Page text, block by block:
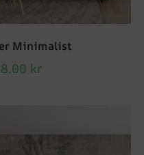
Minimalist
kr